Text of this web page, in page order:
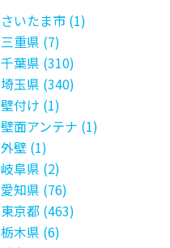
さいたま市 (1)
三重県 (7)
千葉県 (310)
埼玉県 (340)
壁付け (1)
壁面アンテナ (1)
外壁 (1)
岐阜県 (2)
愛知県 (76)
東京都 (463)
栃木県 (6)